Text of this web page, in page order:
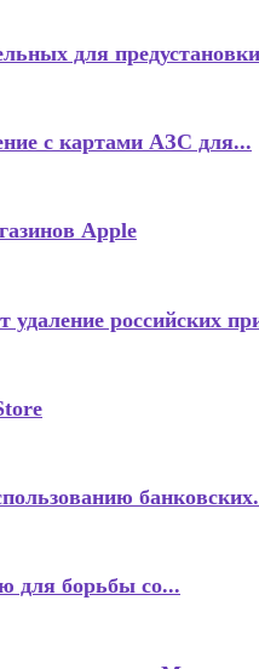
для
с картами АЗС для...
Apple
российских
для борьбы со...